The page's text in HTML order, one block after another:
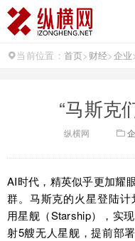
当前位置： 首页> 财经>企业
“马斯克
纵横网
AI时代，精英似乎更加耀
群。马斯克的火星登陆
用星舰（Starship），实
射5艘无人星舰，提前部